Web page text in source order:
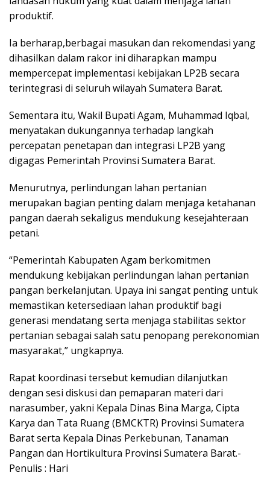
produktif.
Ia berharap,berbagai masukan dan rekomendasi yang
dihasilkan dalam rakor ini diharapkan mampu
mempercepat implementasi kebijakan LP2B secara
terintegrasi di seluruh wilayah Sumatera Barat.
Sementara itu, Wakil Bupati Agam, Muhammad Iqbal,
menyatakan dukungannya terhadap langkah
percepatan penetapan dan integrasi LP2B yang
digagas Pemerintah Provinsi Sumatera Barat.
Menurutnya, perlindungan lahan pertanian
merupakan bagian penting dalam menjaga ketahanan
pangan daerah sekaligus mendukung kesejahteraan
petani.
“Pemerintah Kabupaten Agam berkomitmen
mendukung kebijakan perlindungan lahan pertanian
pangan berkelanjutan. Upaya ini sangat penting untuk
memastikan ketersediaan lahan produktif bagi
generasi mendatang serta menjaga stabilitas sektor
pertanian sebagai salah satu penopang perekonomian
masyarakat,” ungkapnya.
Rapat koordinasi tersebut kemudian dilanjutkan
dengan sesi diskusi dan pemaparan materi dari
narasumber, yakni Kepala Dinas Bina Marga, Cipta
Karya dan Tata Ruang (BMCKTR) Provinsi Sumatera
Barat serta Kepala Dinas Perkebunan, Tanaman
Pangan dan Hortikultura Provinsi Sumatera Barat.-
Penulis : Hari